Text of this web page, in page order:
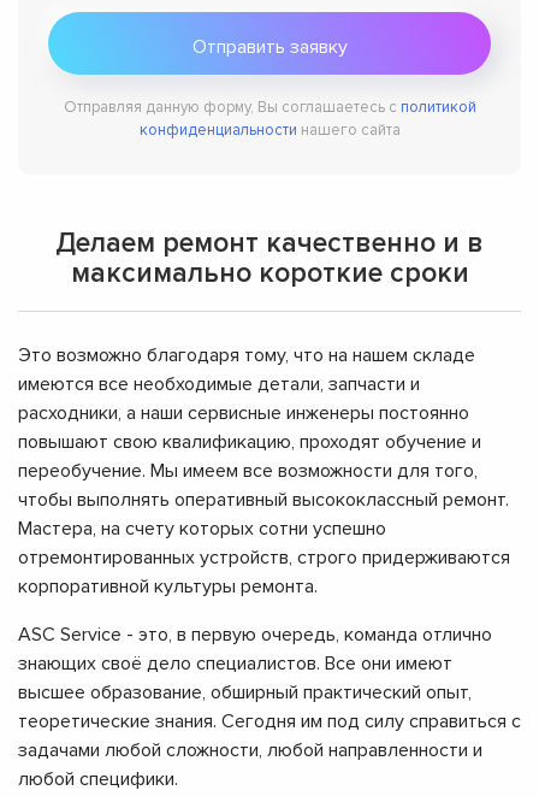
Отправляя данную форму, Вы соглашаетесь с политикой
конфиденциальности нашего сайта
Делаем ремонт качественно и в
максимально короткие сроки
Это возможно благодаря тому, что на нашем складе
имеются все необходимые детали, запчасти и
расходники, а наши сервисные инженеры постоянно
повышают свою квалификацию, проходят обучение и
переобучение. Мы имеем все возможности для того,
чтобы выполнять оперативный высококлассный ремонт.
Мастера, на счету которых сотни успешно
отремонтированных устройств, строго придерживаются
корпоративной культуры ремонта.
ASC Service - это, в первую очередь, команда отлично
знающих своё дело специалистов. Все они имеют
высшее образование, обширный практический опыт,
теоретические знания. Сегодня им под силу справиться с
задачами любой сложности, любой направленности и
любой специфики.